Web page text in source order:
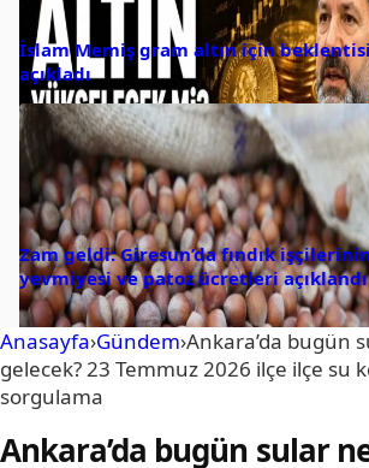
İslam Memiş gram altın için
açıkladı
Zam geldi: Giresun’da fındık
yevmiyesi ve patoz ücretleri açıklandı
Anasayfa›Gündem›Ankara’da bugün
gelecek? 23 Temmuz 2026 ilçe ilçe su
sorgulama
Ankara’da bugün sular